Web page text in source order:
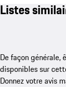
Listes
De façon
disponibles sur
Donnez votre avis